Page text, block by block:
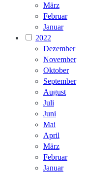
März
Februar
Januar
2022
Dezember
November
Oktober
September
August
Juli
Juni
Mai
April
März
Februar
Januar